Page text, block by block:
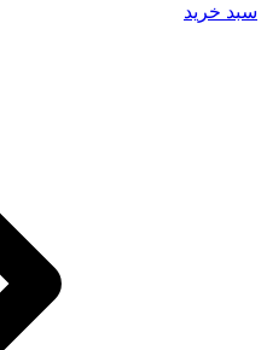
سبد خرید